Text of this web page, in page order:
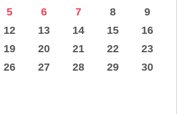
5 6 7 8
9
12 13 14 15
16
19 20 21 22
23
26 27 28 29
30